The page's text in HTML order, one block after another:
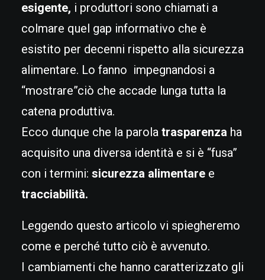
esigente, i produttori sono chiamati a
colmare quel gap informativo che è
esistito per decenni rispetto alla sicurezza
alimentare. Lo fanno impegnandosi a
“mostrare”ciò che accade lunga tutta la
catena produttiva.
Ecco dunque che la parola trasparenza ha
acquisito una diversa identità e si è “fusa”
con i termini: sicurezza alimentare e
tracciabilità.
Leggendo questo articolo vi spiegheremo
come e perché tutto ciò è avvenuto.
I cambiamenti che hanno caratterizzato gli